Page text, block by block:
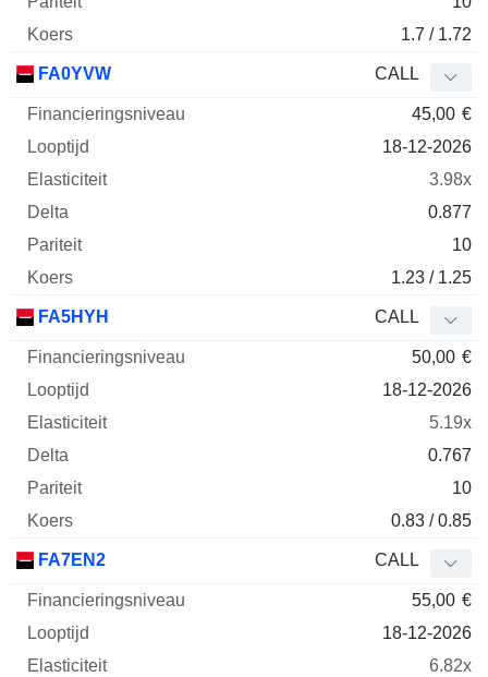
1.7 / 1.72
FA0YVW CALL
45,00 €
18-12-2026
3.98x
0.877
10
1.23 / 1.25
FA5HYH CALL
50,00 €
18-12-2026
5.19x
0.767
10
0.83 / 0.85
FA7EN2 CALL
55,00 €
18-12-2026
6.82x